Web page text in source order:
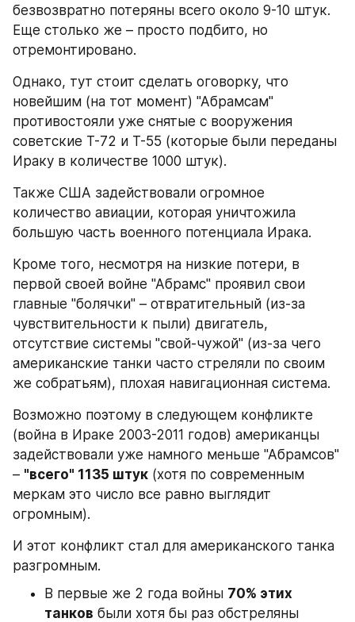
безвозвратно потеряны всего около 9-10 штук.
Еще столько же – просто подбито, но
отремонтировано.
Однако, тут стоит сделать оговорку, что
новейшим (на тот момент) "Абрамсам"
противостояли уже снятые с вооружения
советские Т-72 и Т-55 (которые были переданы
Ираку в количестве 1000 штук).
Также США задействовали огромное
количество авиации, которая уничтожила
большую часть военного потенциала Ирака.
Кроме того, несмотря на низкие потери, в
первой своей войне "Абрамс" проявил свои
главные "болячки" – отвратительный (из-за
чувствительности к пыли) двигатель,
отсутствие системы "свой-чужой" (из-за чего
американские танки часто стреляли по своим
же собратьям), плохая навигационная система.
Возможно поэтому в следующем конфликте
(война в Ираке 2003-2011 годов) американцы
задействовали уже намного меньше "Абрамсов"
– "всего" 1135 штук (хотя по современным
меркам это число все равно выглядит
огромным).
И этот конфликт стал для американского танка
разгромным.
В первые же 2 года войны 70% этих
танков были хотя бы раз обстреляны